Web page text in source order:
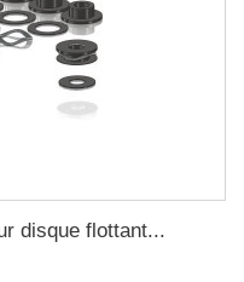
disque flottant...